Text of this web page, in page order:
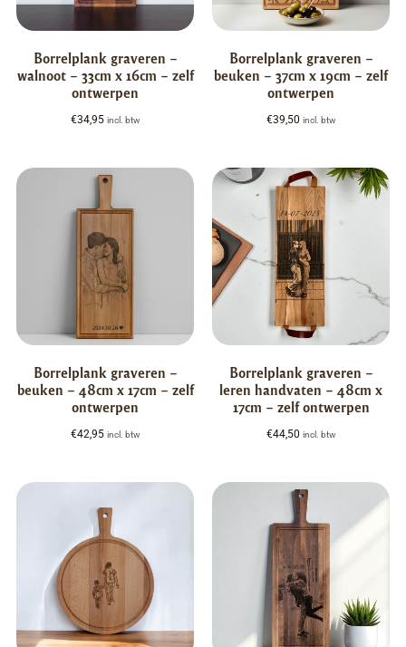
Borrelplank graveren –
walnoot – 33cm x 16cm – zelf
ontwerpen
€34,95 incl. btw
Borrelplank graveren –
beuken – 37cm x 19cm – zelf
ontwerpen
€39,50 incl. btw
Borrelplank graveren –
beuken – 48cm x 17cm – zelf
ontwerpen
€42,95 incl. btw
Borrelplank graveren –
leren handvaten – 48cm x
17cm – zelf ontwerpen
€44,50 incl. btw